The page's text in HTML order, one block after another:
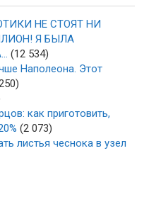
НЕ СТОЯТ НИ
Я БЫЛА
(12 534)
Наполеона. Этот
как приготовить,
(2 073)
листья чеснока в узел